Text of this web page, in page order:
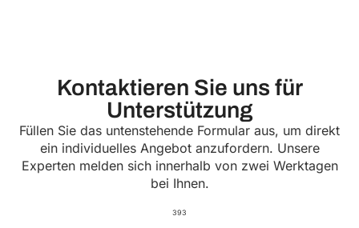
Kontaktieren Sie uns für
Unterstützung
Füllen Sie das untenstehende Formular aus, um direkt
ein individuelles Angebot anzufordern. Unsere
Experten melden sich innerhalb von zwei Werktagen
bei Ihnen.
393